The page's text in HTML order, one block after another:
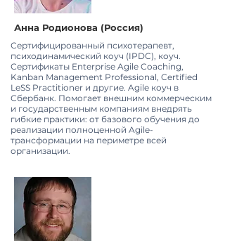
Анна Родионова (Россия)
Сертифицированный психотерапевт,
психодинамический коуч (IPDC), коуч.
Сертификаты Enterprise Agile Coaching,
Kanban Management Professional, Certified
LeSS Practitioner и другие. Agile коуч в
Сбербанк. Помогает внешним коммерческим
и государственным компаниям внедрять
гибкие практики: от базового обучения до
реализации полноценной Agile-
трансформации на периметре всей
организации.